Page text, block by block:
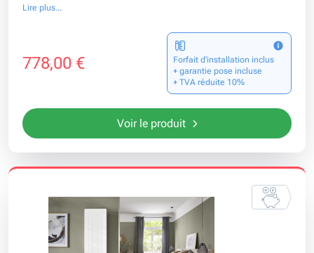
Lire plus...
778,00 €
Forfait d’installation inclus
+ garantie pose incluse
+ TVA réduite 10%
Voir le produit